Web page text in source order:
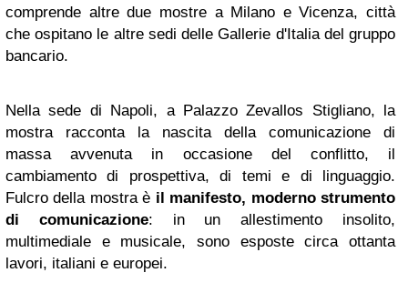
comprende altre due mostre a Milano e Vicenza, città
che ospitano le altre sedi delle Gallerie d'Italia del gruppo
bancario.
Nella sede di Napoli, a Palazzo Zevallos Stigliano, la
mostra racconta la nascita della comunicazione di
massa avvenuta in occasione del conflitto, il
cambiamento di prospettiva, di temi e di linguaggio.
Fulcro della mostra è il manifesto, moderno strumento
di comunicazione: in un allestimento insolito,
multimediale e musicale, sono esposte circa ottanta
lavori, italiani e europei.